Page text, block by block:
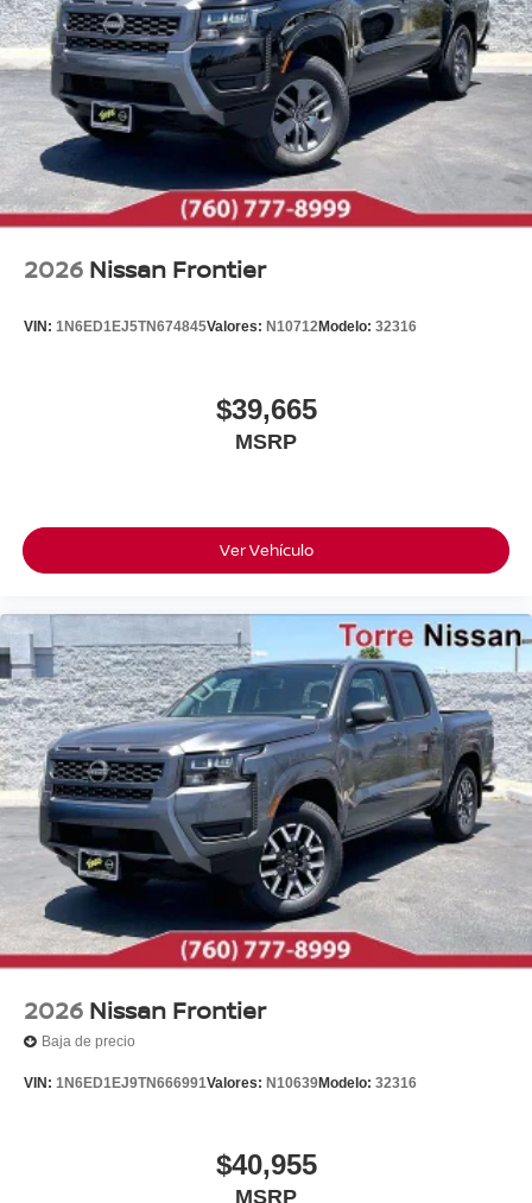
2026 Nissan Frontier
VIN: 1N6ED1EJ5TN674845Valores: N10712Modelo: 32316
$39,665
MSRP
Ver Vehículo
2026 Nissan Frontier
Baja de precio
VIN: 1N6ED1EJ9TN666991Valores: N10639Modelo: 32316
$40,955
MSRP